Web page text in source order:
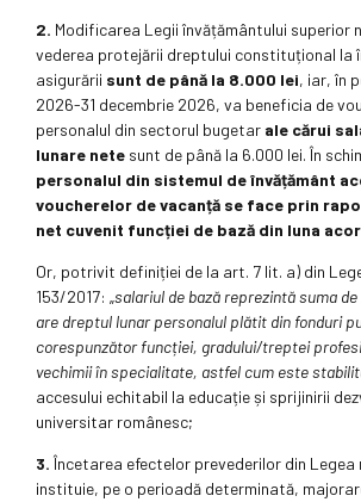
2. Modificarea Legii învățământului superior
vederea protejării dreptului constituțional la
asigurării sunt de până la 8.000 lei, iar, în
2026-31 decembrie 2026, va beneficia de
personalul din sectorul bugetar ale cărui
lunare nete sunt de până la 6.000 lei. În
personalul din sistemul de învățământ
voucherelor devacanță se face prin
net cuvenit funcției de bază din luna
Or, potrivit definiției de la art. 7 lit. a) din
153/2017: „salariul de bază reprezintă suma
are dreptul lunar personalul plătit din fonduri
corespunzător funcției, gradului/treptei
vechimiiîn specialitate, astfel cum este
accesului echitabil la educație și sprijinirii
universitar românesc;
3. Încetarea efectelor prevederilor din Legea
instituie, pe o perioadă determinată,